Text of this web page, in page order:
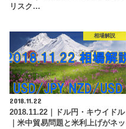
リスク…
相場解説
2018.11.22
2018.11.22｜ドル円・キウイドル
｜米中貿易問題と米利上げがネッ